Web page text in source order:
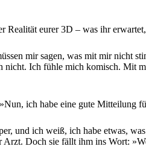
Realität eurer 3D – was ihr
mir sagen, was mit mir nicht
nicht. Ich fühle mich komisch. Mit
ich habe eine gute Mitteilung
und ich weiß, ich habe etwas,
Doch sie fällt ihm ins Wort: